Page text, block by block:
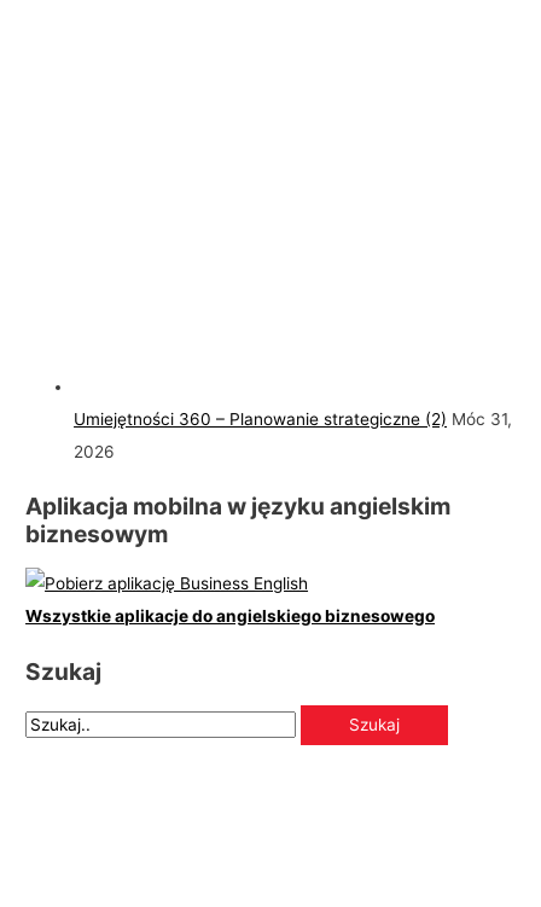
Umiejętności 360 – Planowanie strategiczne (2) Móc 31,
2026
Aplikacja mobilna w języku angielskim
biznesowym
Wszystkie aplikacje do angielskiego biznesowego
Szukaj